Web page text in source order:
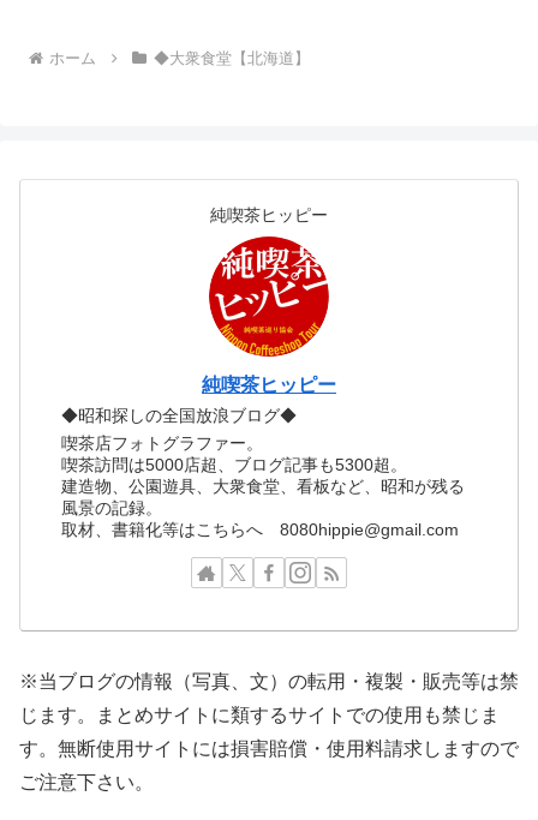
ホーム ◆大衆食堂【北海道】
純喫茶ヒッピー
純喫茶ヒッピー
◆昭和探しの全国放浪ブログ◆
喫茶店フォトグラファー。
喫茶訪問は5000店超、ブログ記事も5300超。
建造物、公園遊具、大衆食堂、看板など、昭和が残る
風景の記録。
取材、書籍化等はこちらへ 8080hippie@gmail.com
※当ブログの情報（写真、文）の転用・複製・販売等は禁
じます。まとめサイトに類するサイトでの使用も禁じま
す。無断使用サイトには損害賠償・使用料請求しますので
ご注意下さい。